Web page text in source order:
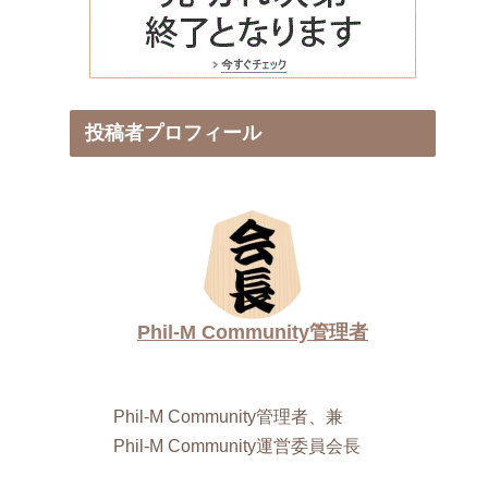
投稿者プロフィール
Phil-M Community管理者
Phil-M Community管理者、兼
Phil-M Community運営委員会長